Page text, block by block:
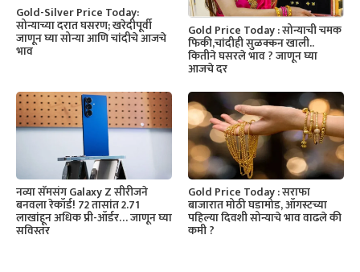
Gold-Silver Price Today:
सोन्याच्या दरात घसरण; खरेदीपूर्वी
जाणून घ्या सोन्या आणि चांदीचे आजचे
भाव
Gold Price Today : सोन्याची चमक
फिकी,चांदीही सुळक्कन खाली..
कितीने घसरले भाव ? जाणून घ्या
आजचे दर
नव्या सॅमसंग Galaxy Z सीरीजने
बनवला रेकॉर्ड! 72 तासांत 2.71
लाखांहून अधिक प्री-ऑर्डर… जाणून घ्या
सविस्तर
Gold Price Today : सराफा
बाजारात मोठी घडामोड, ऑगस्टच्या
पहिल्या दिवशी सोन्याचे भाव वाढले की
कमी ?